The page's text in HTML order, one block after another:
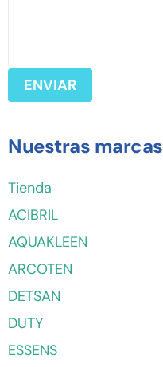
Nuestras marcas
Tienda
ACIBRIL
AQUAKLEEN
ARCOTEN
DETSAN
DUTY
ESSENS